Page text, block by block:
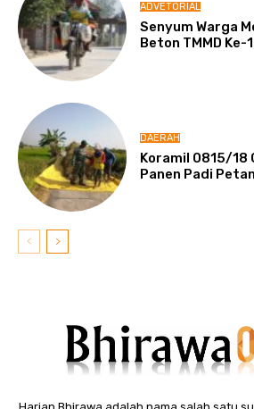
ADVETORIAL
Senyum Warga
Beton TMMD
DAERAH
Koramil 0815/18
Panen Padi